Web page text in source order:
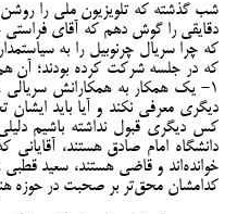
دقایقی را گوش دهم که آقای فراستی
که چرا سریال چرنوبیل را به
که در جلسه شرکت کرده بودند؛ آن
دانشگاه امام صادق هستند،
خوانده‌اند و قاضی هستند، سعید
کدامشان محق‌تر بر صحبت در حوزه